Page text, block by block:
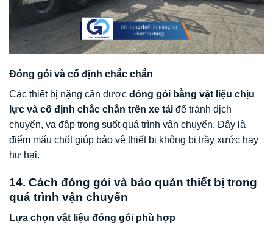
Đóng gói và cố định chắc chắn
Các thiết bị nặng cần được đóng gói bằng vật liệu chịu
lực và cố định chắc chắn trên xe tải để tránh dịch
chuyển, va đập trong suốt quá trình vận chuyển. Đây là
điểm mấu chốt giúp bảo vệ thiết bị không bị trầy xước hay
hư hại.
14. Cách đóng gói và bảo quản thiết bị trong
quá trình vận chuyển
Lựa chọn vật liệu đóng gói phù hợp